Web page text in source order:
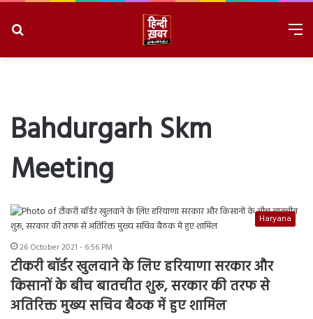
Bahdurgarh Skm
Meeting
Haryana
26 October 2021 - 6:56 PM
टीकरी बॉर्डर खुलवाने के लिए हरियाणा सरकार और
किसानों के बीच बातचीत शुरू, सरकार की तरफ से
अतिरिक्त मुख्य सचिव बैठक में हुए शामिल